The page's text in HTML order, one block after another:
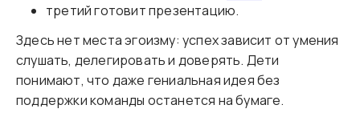
третий готовит презентацию.
Здесь нет места эгоизму: успех зависит от умения
слушать, делегировать и доверять. Дети
понимают, что даже гениальная идея без
поддержки команды останется на бумаге.